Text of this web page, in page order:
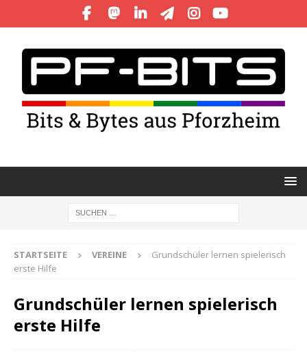
STARTSEITE VEREINE
Grundschüler lernen spielerisch
erste Hilfe
Grundschüler lernen spielerisch
erste Hilfe